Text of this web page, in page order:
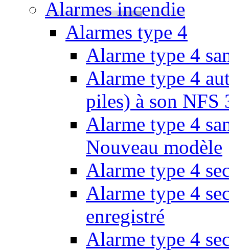
Alarmes incendie
Alarmes type 4
Alarme type 4
Alarme type 4
piles) à son NFS
Alarme type 4
Nouveau modèle
Alarme type 4
Alarme type 4
enregistré
Alarme type 4